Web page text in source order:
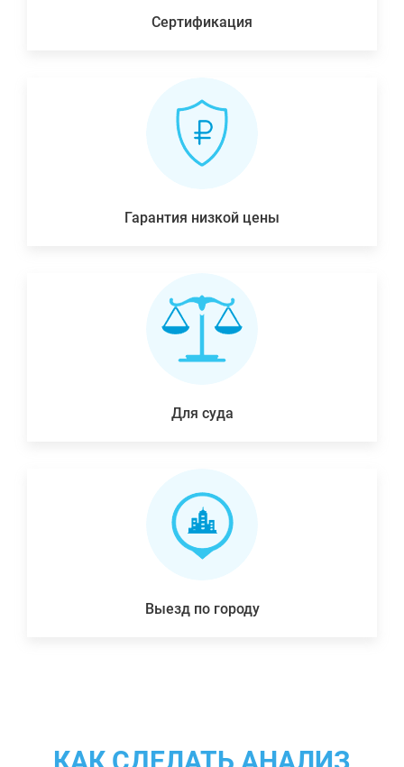
Сертификация
Гарантия низкой цены
Для суда
Выезд по городу